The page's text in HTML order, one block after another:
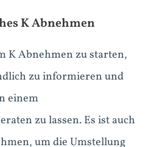
K Abnehmen
K Abnehmen zu starten,
zu informieren und
einem
zu lassen. Es ist auch
um die Umstellung